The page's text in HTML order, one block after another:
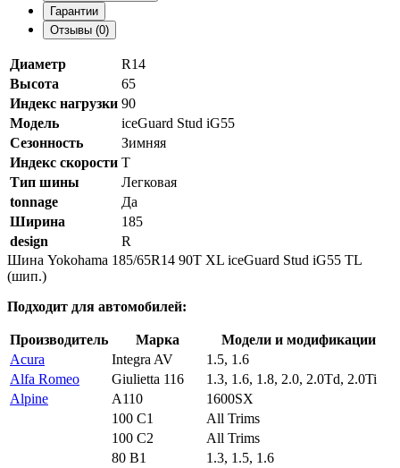
Гарантии
Отзывы (0)
Диаметр
R14
Высота
65
Индекс нагрузки 90
Модель
iceGuard Stud iG55
Сезонность
Зимняя
Индекс скорости T
Тип шины
Легковая
tonnage
Да
Ширина
185
design
R
Шина Yokohama 185/65R14 90T XL iceGuard Stud iG55 TL
(шип.)
Подходит для автомобилей:
Производитель Марка
Модели и модификации
Acura
Integra AV
1.5, 1.6
Alfa Romeo
Giulietta 116
1.3, 1.6, 1.8, 2.0, 2.0Td, 2.0Ti
Alpine
A110 1600SX
100 C1
All Trims
100 C2
All Trims
80 B1
1.3, 1.5, 1.6